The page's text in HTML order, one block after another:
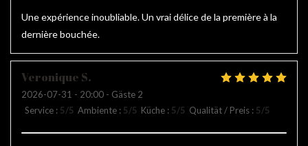
Une expérience inoubliable. Un vrai délice de la première à la
dernière bouchée.
Veronique S
2026-07-31 - 20:00 - Gäste 2
Service : 5/5 Ambiente : 5/5 Küche : 5/5 Qualität / Preis : 5/5